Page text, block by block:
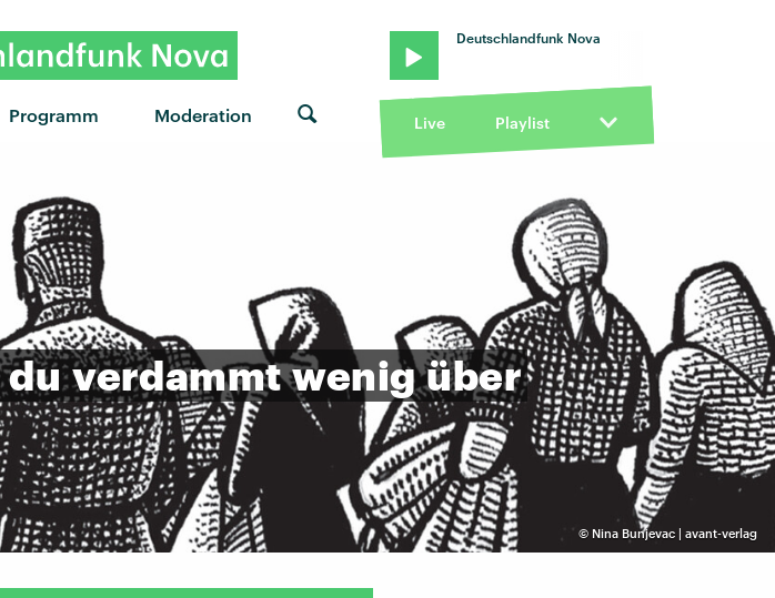
Programm Moderation
Deutschlandfunk Nova
Live Playlist
© Nina Bunjevac | avant-verlag
du verdammt wenig über